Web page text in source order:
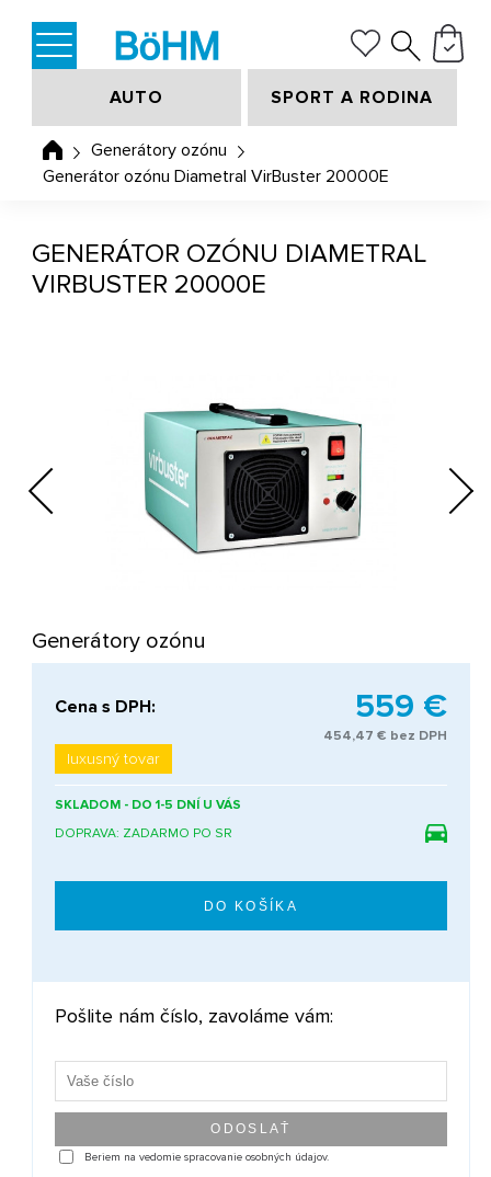
AUTO SPORT A RODINA
Generátory ozónu
Generátor ozónu Diametral VirBuster 20000E
Previous Next
GENERÁTOR OZÓNU DIAMETRAL
VIRBUSTER 20000E
Generátory ozónu
Cena s DPH: 559 €
454,47 € bez DPH
luxusný tovar
SKLADOM - DO 1-5 DNÍ U VÁS
DOPRAVA: ZADARMO PO SR
Pošlite nám číslo, zavoláme vám:
Beriem na vedomie spracovanie osobných údajov.